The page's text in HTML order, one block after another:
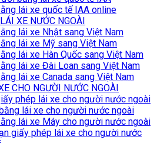
lái xe quốc tế IAA online
XE NƯỚC NGOÀI
lái xe Nhật sang Việt Nam
lái xe Mỹ sang Việt Nam
lái xe Hàn Quốc sang Việt Nam
lái xe Đài Loan sang Việt Nam
lái xe Canada sang Việt Nam
CHO NGƯỜI NƯỚC NGOÀI
phép lái xe cho người nước ngoài
lái xe cho người nước ngoài
lái xe Máy cho người nước ngoài
giấy phép lái xe cho người nước